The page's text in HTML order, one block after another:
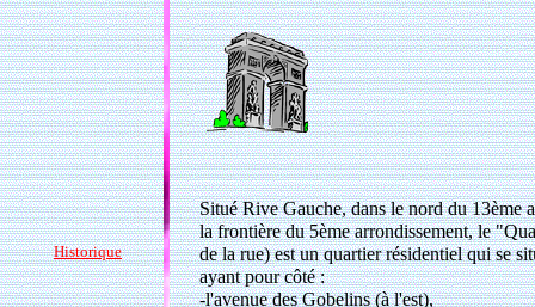
Situé Rive Gauche, dans le nord du 13ème
la frontière du 5ème arrondissement, le
de la rue) est un quartier résidentiel qui se
ayant pour côté :
-l'avenue des Gobelins (à l'est),
Historique